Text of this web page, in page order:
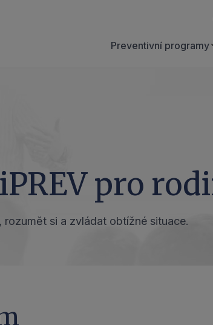
Preventivní programy
iPREV pro
rozumět si a zvládat obtížné situace.